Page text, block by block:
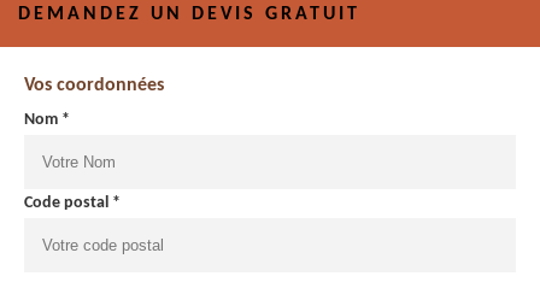
DEMANDEZ UN DEVIS GRATUIT
Vos coordonnées
Nom *
Code postal *